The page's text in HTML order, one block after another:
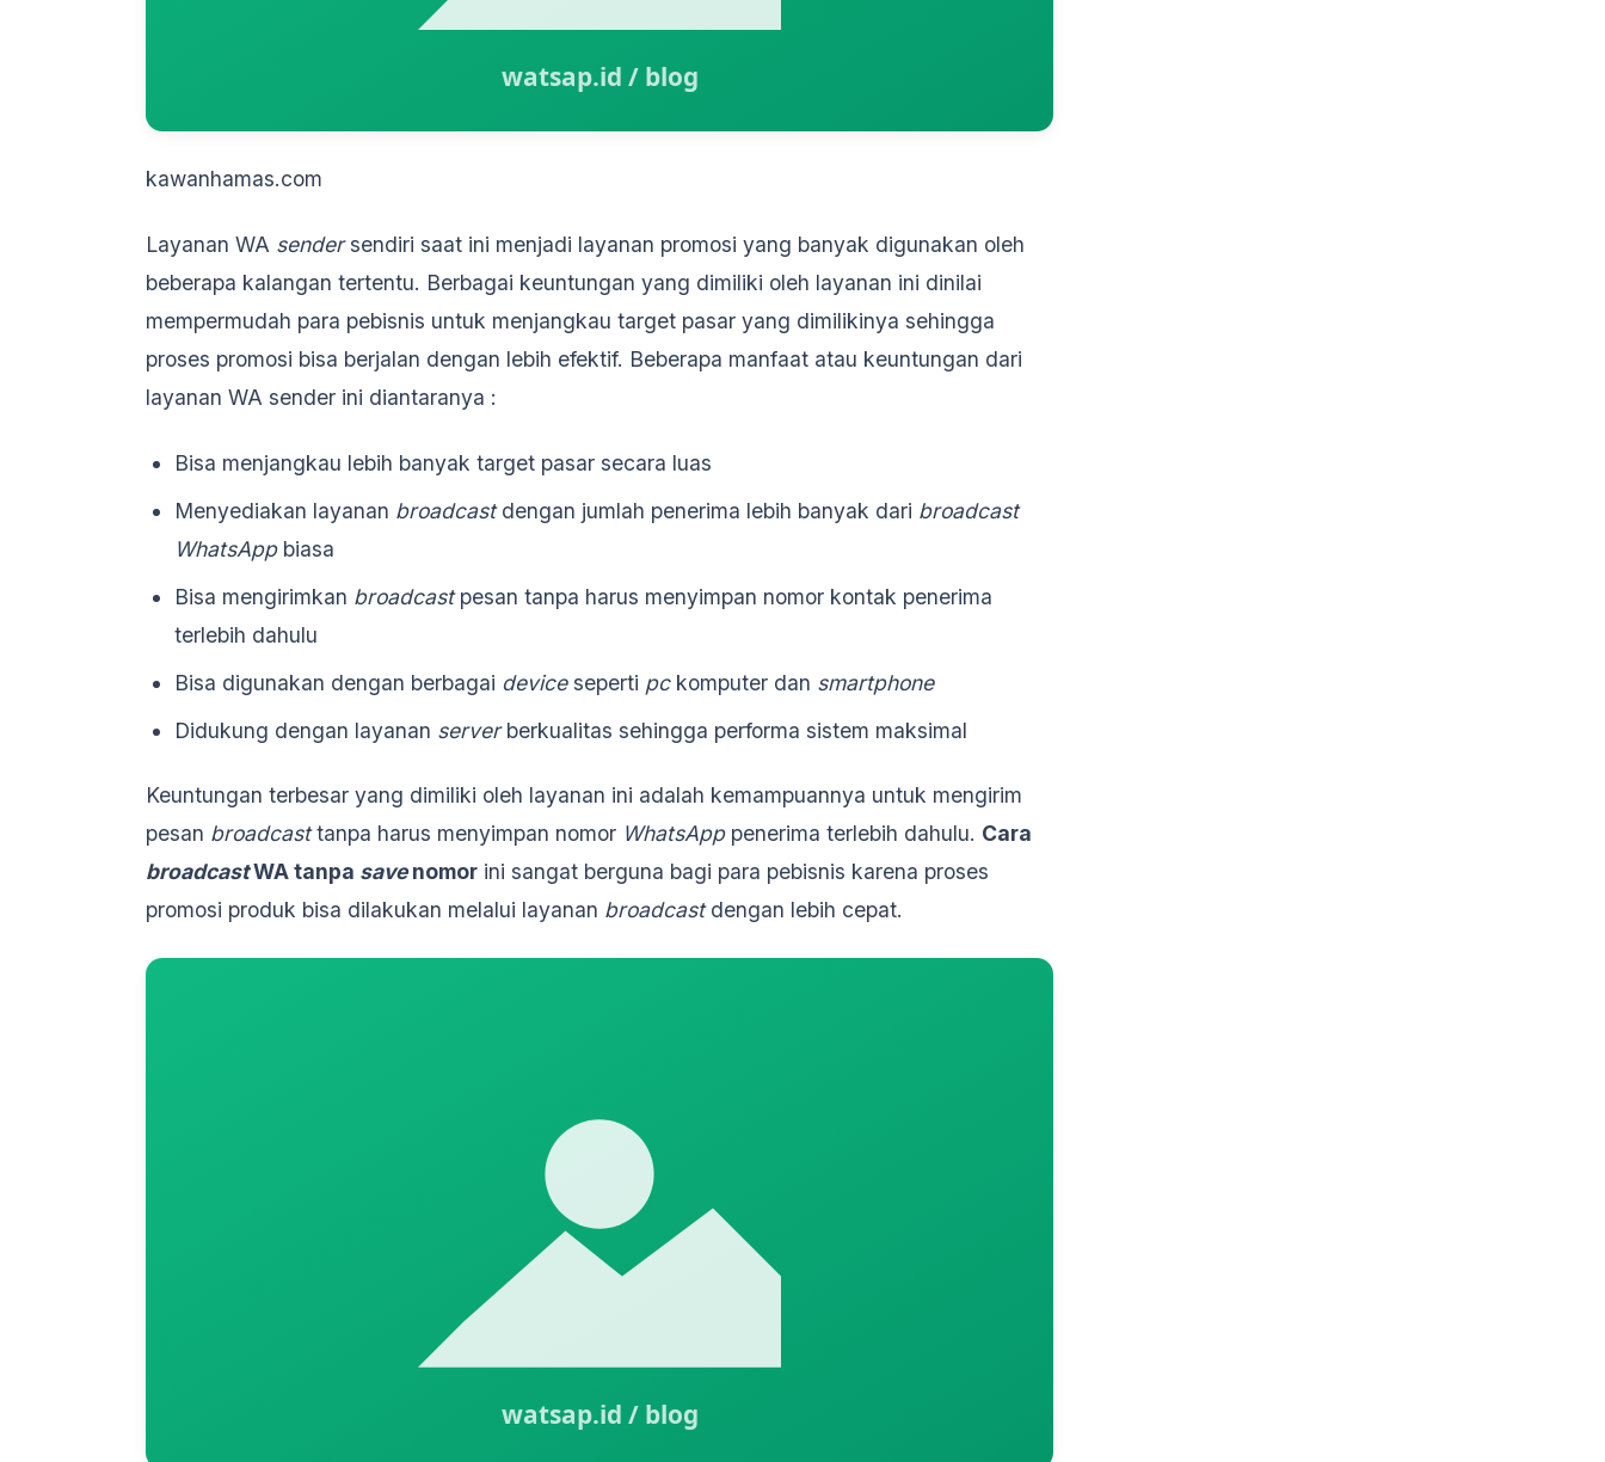
kawanhamas.com
Layanan WA sendersendiri saat ini menjadi layanan promosi yang banyak digunakan oleh
beberapa kalangan tertentu. Berbagai keuntungan yang dimiliki oleh layanan ini dinilai
mempermudah para pebisnis untuk menjangkau target pasar yang dimilikinya sehingga
proses promosi bisa berjalan dengan lebih efektif. Beberapa manfaat atau keuntungan dari
layanan WA sender ini diantaranya :
Bisa menjangkau lebih banyak target pasar secara luas
Menyediakan layanan broadcastdengan jumlah penerima lebih banyak dari broadcast
WhatsAppbiasa
Bisa mengirimkan broadcastpesan tanpa harus menyimpan nomor kontak penerima
terlebih dahulu
Bisa digunakan dengan berbagai deviceseperti pckomputer dan smartphone
Didukung dengan layanan serverberkualitas sehingga performa sistem maksimal
Keuntungan terbesar yang dimiliki oleh layanan ini adalah kemampuannya untuk mengirim
pesan broadcasttanpa harus menyimpan nomor WhatsApppenerima terlebih dahulu. Cara
broadcastWA tanpa savenomor ini sangat berguna bagi para pebisnis karena proses
promosi produk bisa dilakukan melalui layanan broadcastdengan lebih cepat.